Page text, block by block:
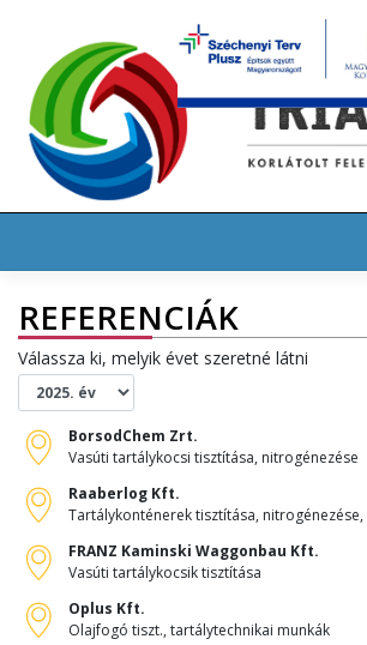
content
REFERENCIÁK
Válassza ki, melyik évet szeretné látni
BorsodChem Zrt.
Vasúti tartálykocsi tisztítása, nitrogénezése
Raaberlog Kft.
Tartálykonténerek tisztítása, nitrogénezése,
FRANZ Kaminski Waggonbau Kft.
Vasúti tartálykocsik tisztítása
Oplus Kft.
Olajfogó tiszt., tartálytechnikai munkák